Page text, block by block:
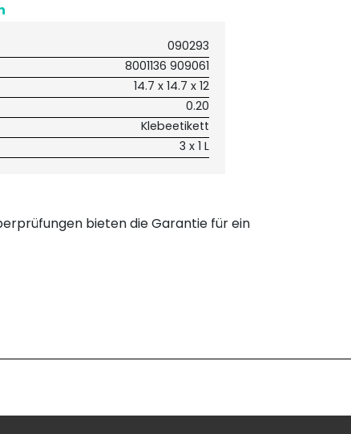
090293
8001136 909061
14.7 x 14.7 x 12
0.20
Klebeetikett
3 x 1 L
bieten die Garantie für ein